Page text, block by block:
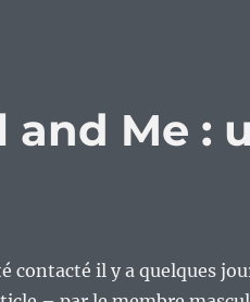
and Me :
contacté il y a quelques